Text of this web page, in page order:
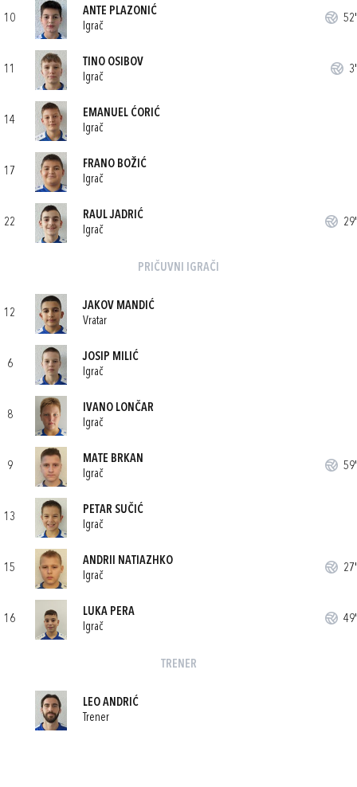
10
ANTE PLAZONIĆ
Igrač
52'
11
TINO OSIBOV
Igrač
3'
14
EMANUEL ĆORIĆ
Igrač
17
FRANO BOŽIĆ
Igrač
22
RAUL JADRIĆ
Igrač
29'
PRIČUVNI IGRAČI
12
JAKOV MANDIĆ
Vratar
6
JOSIP MILIĆ
Igrač
8
IVANO LONČAR
Igrač
9
MATE BRKAN
Igrač
59'
13
PETAR SUČIĆ
Igrač
15
ANDRII NATIAZHKO
Igrač
27'
16
LUKA PERA
Igrač
49'
TRENER
LEO ANDRIĆ
Trener